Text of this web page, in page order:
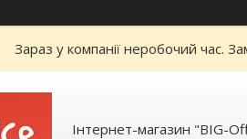
Зараз у компанії неробочий час.
Інтернет-магазин "BIG-